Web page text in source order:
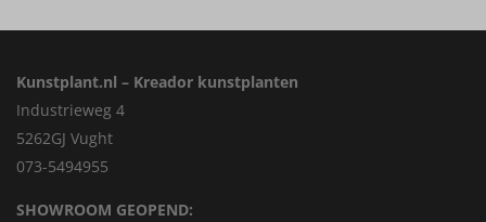
Kunstplant.nl – Kreador kunstplanten
Industrieweg 4
5262GJ Vught
073-5494955
SHOWROOM GEOPEND: